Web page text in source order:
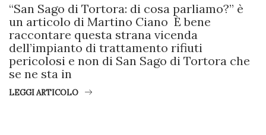
“San Sago di Tortora: di cosa parliamo?” è
un articolo di Martino Ciano È bene
raccontare questa strana vicenda
dell’impianto di trattamento rifiuti
pericolosi e non di San Sago di Tortora che
se ne sta in
LEGGI ARTICOLO